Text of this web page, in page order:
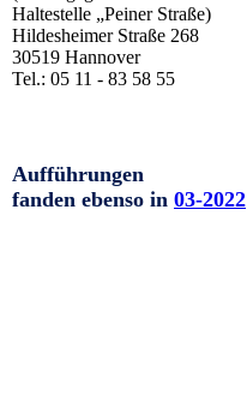
Haltestelle „Peiner Straße)
Hildesheimer Straße 268
30519 Hannover
Tel.: 05 11 - 83 58 55
Aufführungen
fanden ebenso in 03-2022